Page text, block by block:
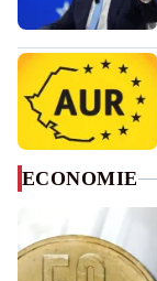
ECONOMIE